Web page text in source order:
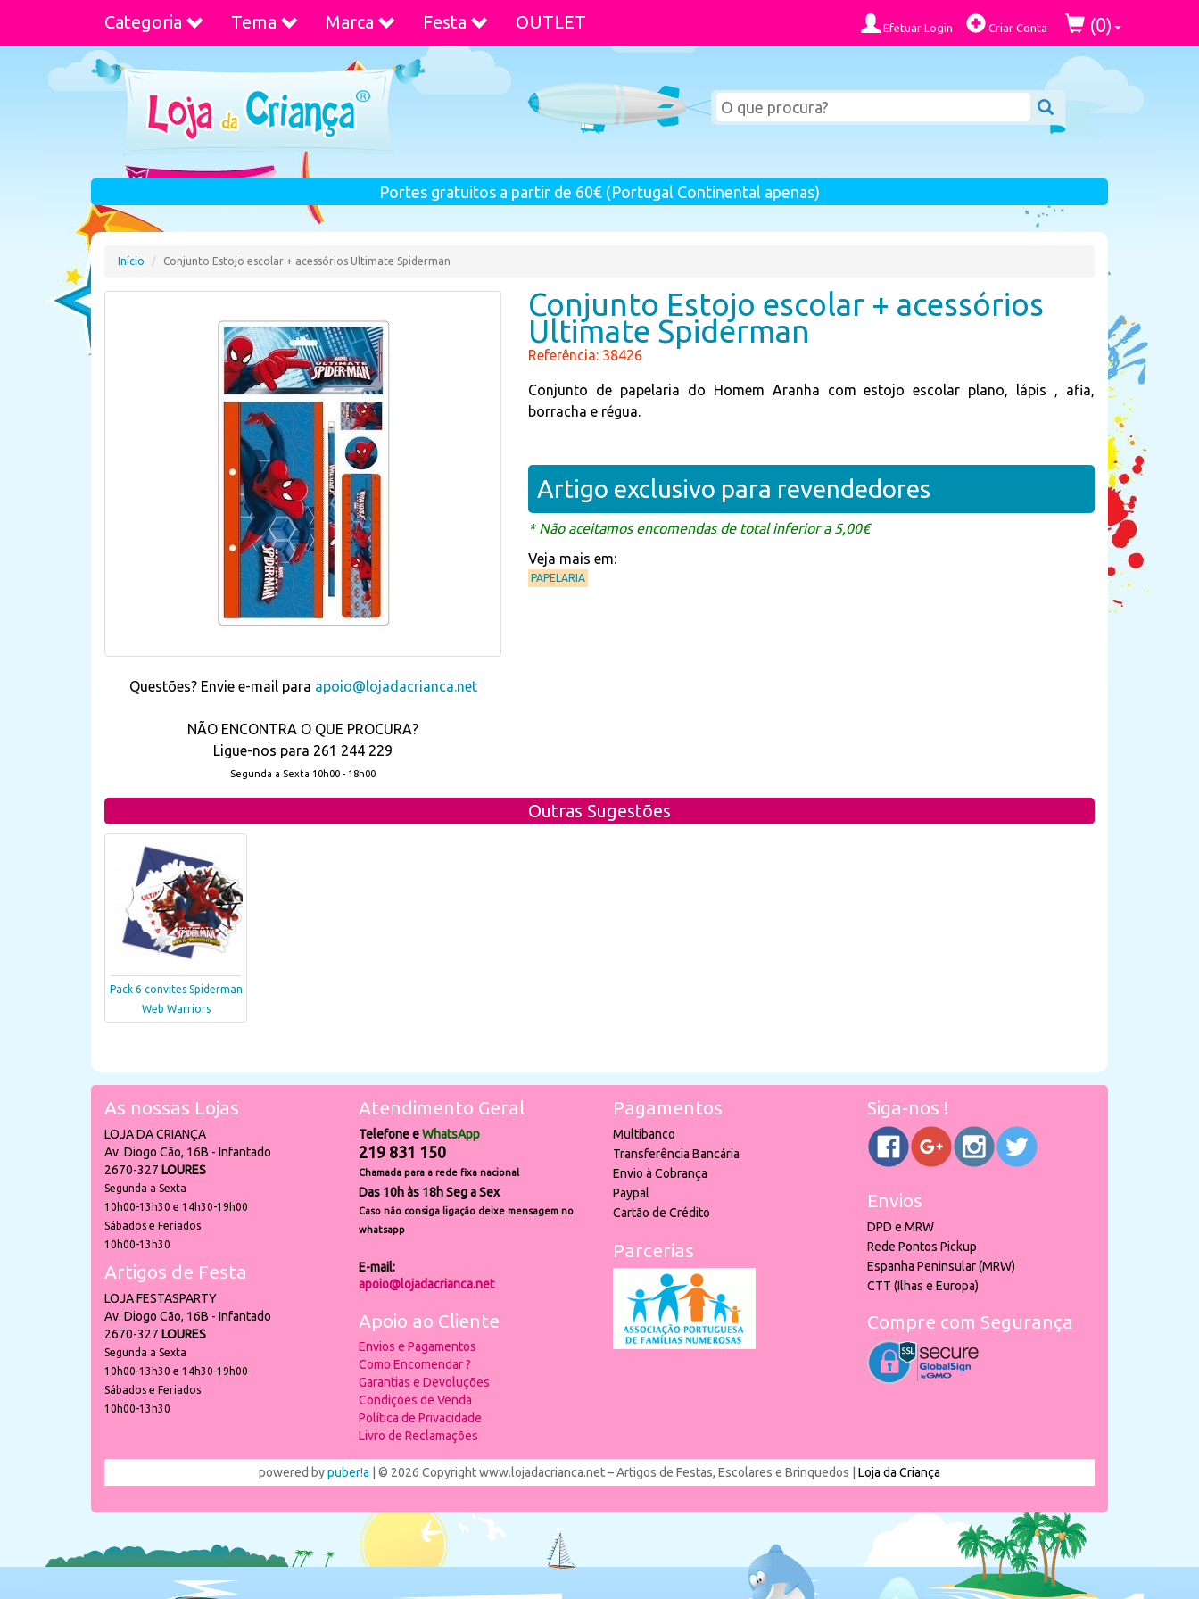
Categoria Tema Marca Festa OUTLET Efetuar Login Criar Conta (0)
Portes gratuitos a partir de 60€ (Portugal Continental apenas)
Início Conjunto Estojo escolar + acessórios Ultimate Spiderman
Questões? Envie e-mail para apoio@lojadacrianca.net
NÃO ENCONTRA O QUE PROCURA?
Ligue-nos para 261 244 229
Segunda a Sexta 10h00 - 18h00
Conjunto Estojo escolar + acessórios
Ultimate Spiderman
Referência: 38426
Conjunto de papelaria do Homem Aranha com estojo escolar plano, lápis , afia,
borracha e régua.
Artigo exclusivo para revendedores
* Não aceitamos encomendas de total inferior a 5,00€
Veja mais em:
PAPELARIA
Outras Sugestões
Pack 6 convites Spiderman
Web Warriors
As nossas Lojas
LOJA DA CRIANÇA
Av. Diogo Cão, 16B - Infantado
2670-327 LOURES
Segunda a Sexta
10h00-13h30 e 14h30-19h00
Sábados e Feriados
10h00-13h30
Artigos de Festa
LOJA FESTASPARTY
Av. Diogo Cão, 16B - Infantado
2670-327 LOURES
Segunda a Sexta
10h00-13h30 e 14h30-19h00
Sábados e Feriados
10h00-13h30
Atendimento Geral
Telefone eWhatsApp
219 831 150
Chamada para a rede fixa nacional
Das 10h às 18h Seg a Sex
Caso não consiga ligação deixe mensagem no
whatsapp
E-mail:
apoio@lojadacrianca.net
Apoio ao Cliente
Envios e Pagamentos
Como Encomendar ?
Garantias e Devoluções
Condições de Venda
Política de Privacidade
Livro de Reclamações
Pagamentos
Multibanco
Transferência Bancária
Envio à Cobrança
Paypal
Cartão de Crédito
Parcerias
Siga-nos !
Envios
DPD e MRW
Rede Pontos Pickup
Espanha Peninsular (MRW)
CTT (Ilhas e Europa)
Compre com Segurança
powered bypuber!a | © 2026 Copyright www.lojadacrianca.net – Artigos de Festas, Escolares e Brinquedos | Loja da Criança